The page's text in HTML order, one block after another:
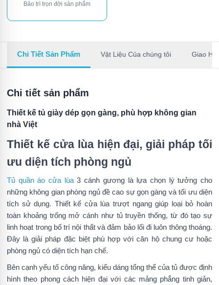
Bảo trì trọn đời sản phẩm
Chi Tiết Sản Phẩm Vật Liệu Của chúng tôi Giao
Chi tiết sản phẩm
Thiết kế tủ giày dép gọn gàng, phù hợp không gian
nhà Việt
Thiết kế cửa lùa hiện đại, giải pháp tối
ưu diện tích phòng ngủ
Tủ quần áo cửa lùa3 cánh gương là lựa chọn lý tưởng cho
những không gian phòng ngủ đề cao sự gọn gàng và tối ưu diện
tích sử dụng. Thiết kế cửa lùa trượt ngang giúp loại bỏ hoàn
toàn khoảng trống mở cánh như tủ truyền thống, từ đó tạo sự
linh hoạt trong bố trí nội thất và đảm bảo lối đi luôn thông thoáng.
Đây là giải pháp đặc biệt phù hợp với căn hộ chung cư hoặc
phòng ngủ có diện tích hạn chế.
Bên cạnh yếu tố công năng, kiểu dáng tổng thể của tủ được định
hình theo phong cách hiện đại với các mảng phẳng tinh giản,